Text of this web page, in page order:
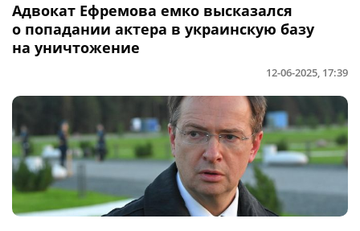
Адвокат Ефремова емко высказался
о попадании актера в украинскую базу
на уничтожение
12-06-2025, 17:39